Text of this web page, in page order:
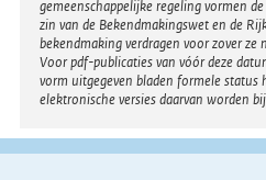
gemeenschappelijke regeling vormen
zin van de Bekendmakingswet en de
bekendmaking verdragen voor zover
Voor pdf-publicaties van vóór deze
vorm uitgegeven bladen formele status
elektronische versies daarvan worden